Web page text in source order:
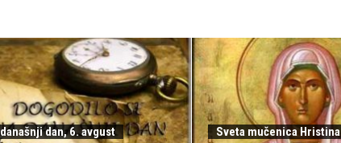
današnji dan, 6. avgust Sveta mučenica Hristina